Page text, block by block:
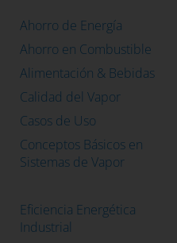
Ahorro de Energía
Ahorro en Combustible
Alimentación & Bebidas
Calidad del Vapor
Casos de Uso
Conceptos Básicos en
Sistemas de Vapor
Eficiencia Energética
Industrial